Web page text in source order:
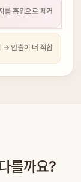
를 흡입으로 제거
→ 압출이 더 적합
를까요?